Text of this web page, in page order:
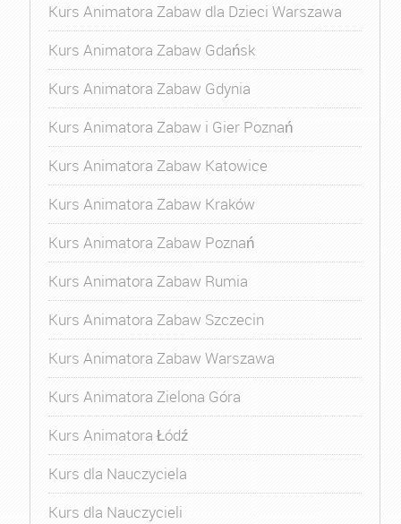
Kurs Animatora Zabaw dla Dzieci Warszawa
Kurs Animatora Zabaw Gdańsk
Kurs Animatora Zabaw Gdynia
Kurs Animatora Zabaw i Gier Poznań
Kurs Animatora Zabaw Katowice
Kurs Animatora Zabaw Kraków
Kurs Animatora Zabaw Poznań
Kurs Animatora Zabaw Rumia
Kurs Animatora Zabaw Szczecin
Kurs Animatora Zabaw Warszawa
Kurs Animatora Zielona Góra
Kurs Animatora Łódź
Kurs dla Nauczyciela
Kurs dla Nauczycieli